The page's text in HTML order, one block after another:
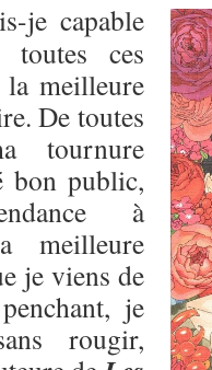
je capable
ces
la meilleure
De toutes
tournure
bon public,
à
meilleure
je viens de
je
rougir,